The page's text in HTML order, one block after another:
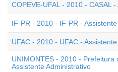
COPEVE-UFAL - 2010 - CASAL
IF-PR - 2010 - IF-PR -
UFAC - 2010 - UFAC -
UNIMONTES - 2010 - Prefeitura
Assistente Administrativo